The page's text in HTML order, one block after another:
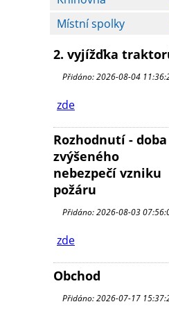
Místní spolky
2. vyjížďka
Přidáno: 2026-08-04
zde
Rozhodnutí - doba
zvýšeného
nebezpečí vzniku
požáru
Přidáno: 2026-08-03
zde
Obchod
Přidáno: 2026-07-17